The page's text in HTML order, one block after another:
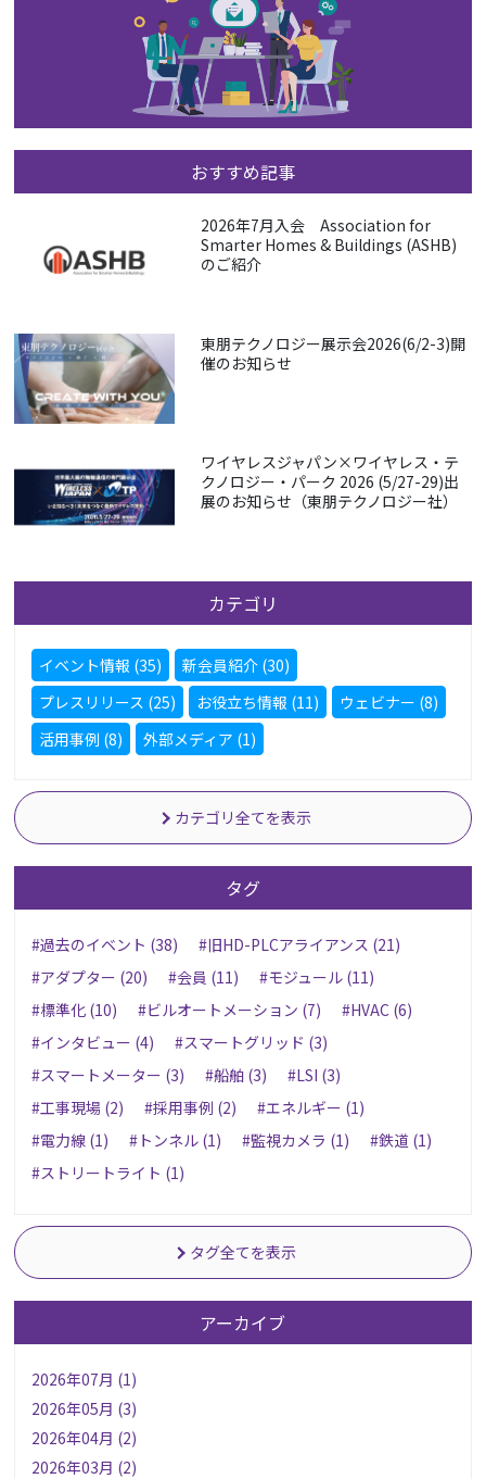
おすすめ記事
2026年7月入会 Association for
Smarter Homes & Buildings (ASHB)
のご紹介
東朋テクノロジー展示会2026(6/2-3)開
催のお知らせ
ワイヤレスジャパン×ワイヤレス・テ
クノロジー・パーク 2026 (5/27-29)出
展のお知らせ（東朋テクノロジー社）
カテゴリ
イベント情報 (35)
新会員紹介 (30)
プレスリリース (25)
お役立ち情報 (11)
ウェビナー (8)
活用事例 (8)
外部メディア (1)
カテゴリ全てを表示
タグ
#過去のイベント (38)
#旧HD-PLCアライアンス (21)
#アダプター (20)
#会員 (11)
#モジュール (11)
#標準化 (10)
#ビルオートメーション (7)
#HVAC (6)
#インタビュー (4)
#スマートグリッド (3)
#スマートメーター (3)
#船舶 (3)
#LSI (3)
#工事現場 (2)
#採用事例 (2)
#エネルギー (1)
#電力線 (1)
#トンネル (1) #監視カメラ (1)
#鉄道 (1)
#ストリートライト (1)
タグ全てを表示
アーカイブ
2026年07月 (1)
2026年05月 (3)
2026年04月 (2)
2026年03月 (2)